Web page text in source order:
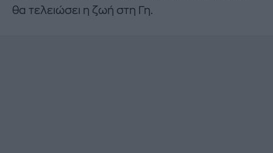
θα τελειώσει η ζωή στη Γη.